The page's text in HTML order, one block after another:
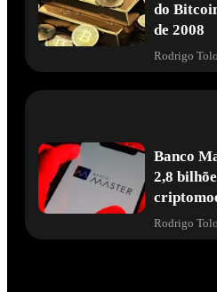
do
de 2008
Rodrigo
Banco
2,8
Rodrigo